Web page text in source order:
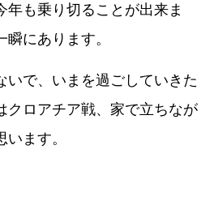
年も乗り切ることが出来ま
にあります。
いで、いまを過ごしていきた
クロアチア戦、家で立ちなが
ます。